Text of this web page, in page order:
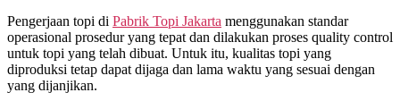
Pengerjaan topi di Pabrik Topi Jakarta menggunakan standar
operasional prosedur yang tepat dan dilakukan proses quality control
untuk topi yang telah dibuat. Untuk itu, kualitas topi yang
diproduksi tetap dapat dijaga dan lama waktu yang sesuai dengan
yang dijanjikan.